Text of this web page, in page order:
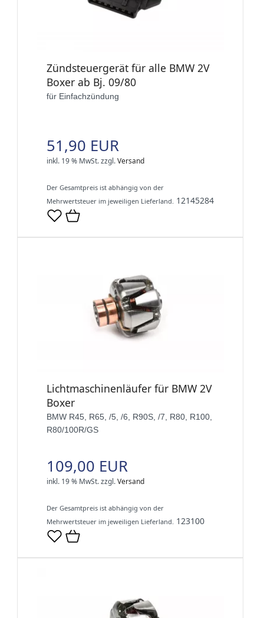
Zündsteuergerät für alle BMW 2V
Boxer ab Bj. 09/80
für Einfachzündung
51,90 EUR
inkl. 19 % MwSt.zzgl.Versand
Der Gesamtpreis ist abhängig von der
Mehrwertsteuer im jeweiligen Lieferland. 12145284
Lichtmaschinenläufer für BMW 2V
Boxer
BMW R45, R65, /5, /6, R90S, /7, R80, R100,
R80/100R/GS
109,00 EUR
inkl. 19 % MwSt.zzgl.Versand
Der Gesamtpreis ist abhängig von der
Mehrwertsteuer im jeweiligen Lieferland. 123100